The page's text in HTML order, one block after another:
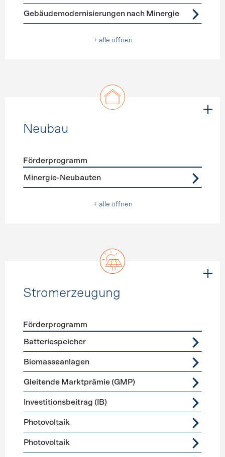
Gebäudemodernisierungen nach Minergie
+ alle öffnen
Neubau
Förderprogramme
Förderprogramm
Minergie-Neubauten
+ alle öffnen
Stromerzeugung
Förderprogramme
Förderprogramm
Batteriespeicher
Biomasseanlagen
Gleitende Marktprämie (GMP)
Investitionsbeitrag (IB)
Photovoltaik
Photovoltaik